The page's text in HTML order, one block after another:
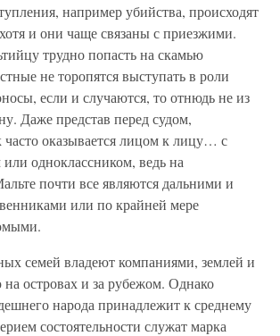
например убийства, происходят
и они чаще связаны с приезжими.
трудно попасть на скамью
не торопятся выступать в роли
если и случаются, то отнюдь не из
Даже представ перед судом,
оказывается лицом к лицу… с
одноклассником, ведь на
почти все являются дальними и
или по крайней мере
семей владеют компаниями, землей и
островах и за рубежом. Однако
народа принадлежит к среднему
состоятельности служат марка